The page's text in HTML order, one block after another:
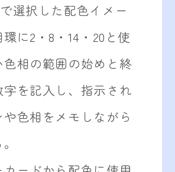
選択した配色イメー
に2・8・14・20と使
色相の範囲の始めと終
字を記入し、指示され
や色相をメモしながら